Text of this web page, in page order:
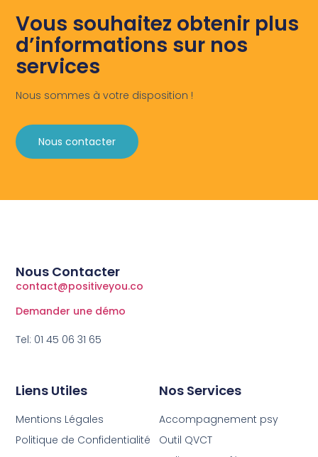
Vous souhaitez obtenir plus
d’informations sur nos
services
Nous sommes à votre disposition !
Nous contacter
Nos Services
Accompagnement psy
Outil QVCT
Liens Utiles
Mentions Légales
Politique de Confidentialité
Nous Contacter
contact@positiveyou.co
Demander une démo
Tel: 01 45 06 31 65